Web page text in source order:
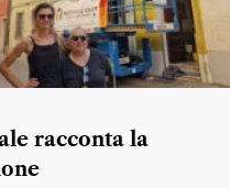
racconta la